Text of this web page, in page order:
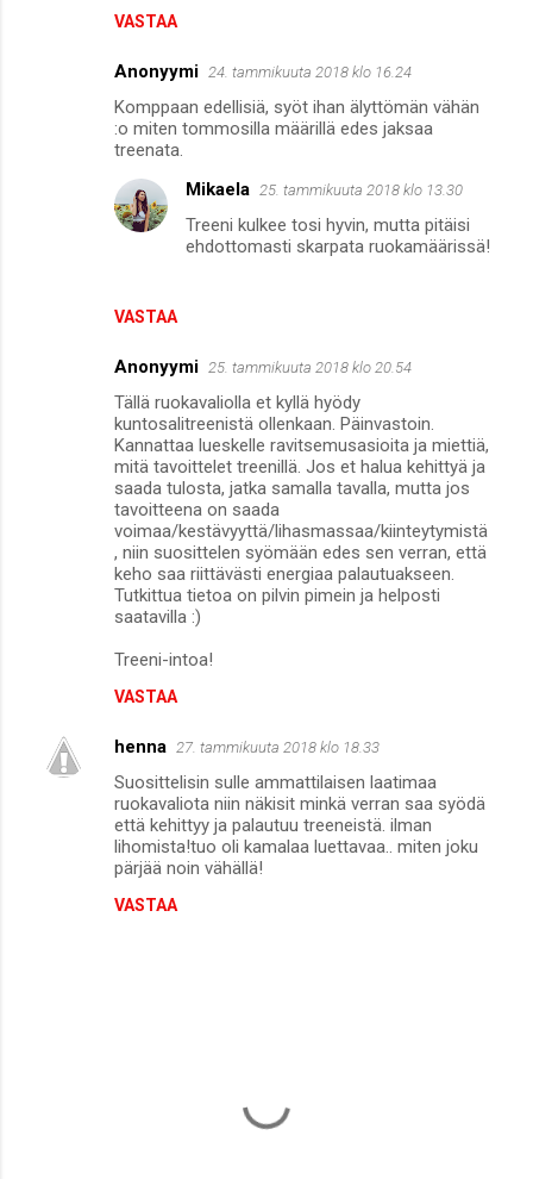
VASTAA
Anonyymi 24. tammikuuta 2018 klo 16.24
Komppaan edellisiä, syöt ihan älyttömän vähän
:o miten tommosilla määrillä edes jaksaa
treenata.
VASTAA
Mikaela 25. tammikuuta 2018 klo 13.30
Treeni kulkee tosi hyvin, mutta pitäisi
ehdottomasti skarpata ruokamäärissä!
Anonyymi 25. tammikuuta 2018 klo 20.54
Tällä ruokavaliolla et kyllä hyödy
kuntosalitreenistä ollenkaan. Päinvastoin.
Kannattaa lueskelle ravitsemusasioita ja miettiä,
mitä tavoittelet treenillä. Jos et halua kehittyä ja
saada tulosta, jatka samalla tavalla, mutta jos
tavoitteena on saada
voimaa/kestävyyttä/lihasmassaa/kiinteytymistä
, niin suosittelen syömään edes sen verran, että
keho saa riittävästi energiaa palautuakseen.
Tutkittua tietoa on pilvin pimein ja helposti
saatavilla :)
Treeni-intoa!
VASTAA
henna 27. tammikuuta 2018 klo 18.33
Suosittelisin sulle ammattilaisen laatimaa
ruokavaliota niin näkisit minkä verran saa syödä
että kehittyy ja palautuu treeneistä. ilman
lihomista!tuo oli kamalaa luettavaa.. miten joku
pärjää noin vähällä!
VASTAA